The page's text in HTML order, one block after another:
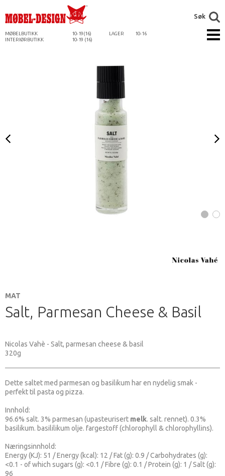
MØBELBUTIKK 10-19(16) LAGER
10-16
INTERIØRBUTIKK
10-19 (16)
Søk
MAT
Salt, Parmesan Cheese & Basil
Nicolas Vahè - Salt, parmesan cheese & basil
320g
Dette saltet med parmesan og basilikum har en nydelig smak -
perfekt til pasta og pizza.
Innhold:
96.6% salt. 3% parmesan (upasteurisert melk. salt. rennet). 0.3%
basilikum. basililikum olje. fargestoff (chlorophyll & chlorophyllins).
Næringsinnhold:
Energy (KJ): 51 / Energy (kcal): 12 / Fat (g): 0.9 / Carbohydrates (g):
<0.1 - of which sugars (g): <0.1 / Fibre (g): 0.1 / Protein (g): 1 / Salt (g):
96